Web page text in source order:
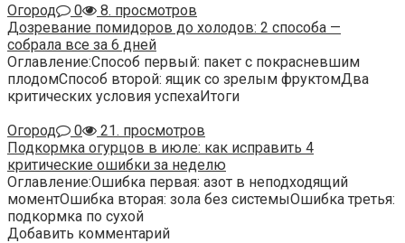
Огород
0
8. просмотров
Дозревание помидоров до холодов: 2 способа —
собрала все за 6 дней
Оглавление:Способ первый: пакет с покрасневшим
плодомСпособ второй: ящик со зрелым фруктомДва
критических условия успехаИтоги
Огород
0
21. просмотров
Подкормка огурцов в июле: как исправить 4
критические ошибки за неделю
Оглавление:Ошибка первая: азот в неподходящий
моментОшибка вторая: зола без системыОшибка третья:
подкормка по сухой
Добавить комментарий